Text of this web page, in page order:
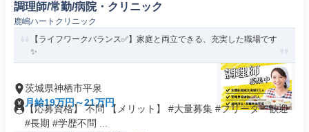
調理師/常勤/病院・クリニック
鹿嶋ハートクリニック
【ライフワークバランス✅️】家庭と両立できる、充実した職場です
✨
茨城県神栖市平泉
月給19万円～21万円
【応募資格】 不問 【メリット】 #大量募集 #フリーター歓迎
#長期 #学歴不問 ...